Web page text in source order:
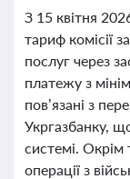
З 15 квітня
тариф комісії
послуг через
платежу з
пов’язані з
Укргазбанку,
системі. Окрім
операції з